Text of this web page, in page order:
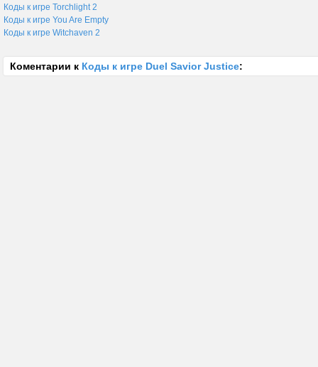
Коды к игре Torchlight 2
Коды к игре You Are Empty
Коды к игре Witchaven 2
Коментарии к Коды к игре Duel Savior Justice: